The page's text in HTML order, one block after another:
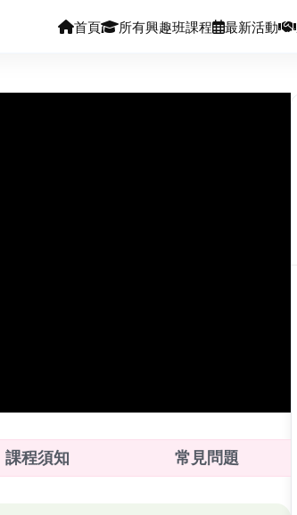
首頁 所有興趣班課程 最新活動
課程須知 常見問題